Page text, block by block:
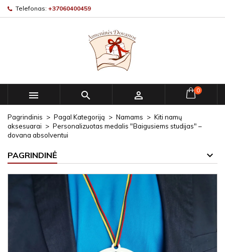
Telefonas: +37060400459
   0
Pagrindinis Pagal Kategoriją Namams
Kiti namų
aksesuarai
Personalizuotas medalis "Baigusiems studijas" –
dovana absolventui
PAGRINDINĖ